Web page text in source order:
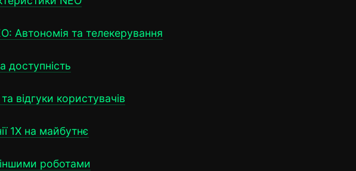
Автономія та телекерування
доступність
відгуки користувачів
1X на майбутнє
роботами